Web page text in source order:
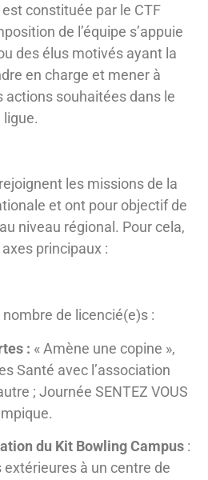
est constituée par le CTF
de l’équipe s’appuie
des élus motivés ayant la
en charge et mener à
actions souhaitées dans le
ligue.
les missions de la
et ont pour objectif de
niveau régional. Pour cela,
principaux :
de licencié(e)s :
: « Amène une copine »,
Santé avec l’association
; Journée SENTEZ VOUS
du Kit Bowling Campus :
à un centre de